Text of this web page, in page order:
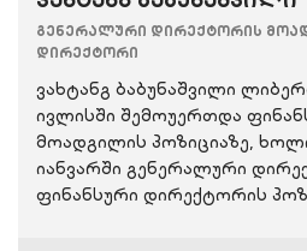
გენერალური დირექტორის
დირექტორი
ვახტანგ ბაბუნაშვილი
ივლისში შემოუერთდა
მოადგილის პოზიციაზე,
იანვარში გენერალური
ფინანსური დირექტორის